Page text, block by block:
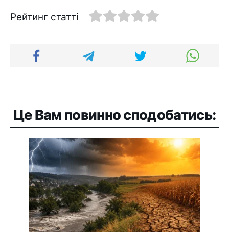
Рейтинг статті
Це Вам повинно сподобатись: